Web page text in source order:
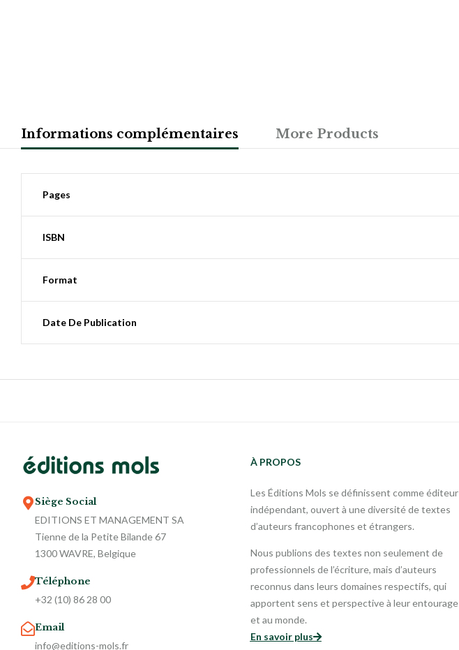
Informations complémentaires More Products
Pages
ISBN
Format
Date De Publication
Siège Social
EDITIONS ET MANAGEMENT SA
Tienne de la Petite Bilande 67
1300 WAVRE, Belgique
Téléphone
+32 (10) 86 28 00
Email
info@editions-mols.fr
À PROPOS
Les Éditions Mols se définissent comme éditeur
indépendant, ouvert à une diversité de textes
d’auteurs francophones et étrangers.
Nous publions des textes non seulement de
professionnels de l’écriture, mais d’auteurs
reconnus dans leurs domaines respectifs, qui
apportent sens et perspective à leur entourage
et au monde.
En savoir plus